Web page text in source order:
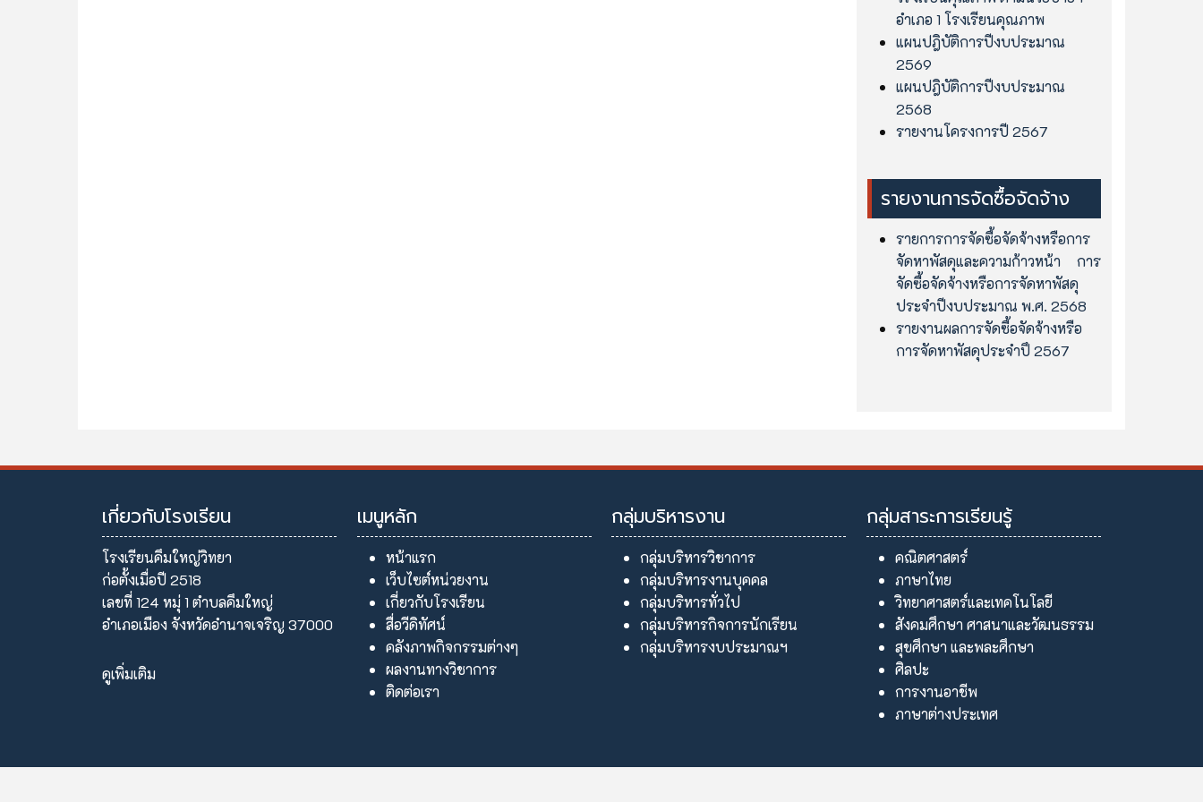
อำเภอ 1 โรงเรียนคุณภาพ
แผนปฎิบัติการปีงบประมาณ
2569
แผนปฎิบัติการปีงบประมาณ
2568
รายงานโครงการปี 2567
รายงานการจัดซื้อจัดจ้าง
รายการการจัดซื้อจัดจ้างหรือการ
จัดหาพัสดุและความก้าวหน้า การ
จัดซื้อจัดจ้างหรือการจัดหาพัสดุ
ประจำปีงบประมาณ พ.ศ. 2568
รายงานผลการจัดซื้อจัดจ้างหรือ
การจัดหาพัสดุประจำปึ 2567
เกี่ยวกับโรงเรียน
โรงเรียนคึมใหญ่วิทยา
ก่อตั้งเมื่อปี 2518
เลขที่ 124 หมุ่ 1 ตำบลคึมใหญ่
อำเภอเมือง จังหวัดอำนาจเจริญ 37000
ดูเพิ่มเติม
เมนูหลัก
หน้าแรก
เว็บไซต์หน่วยงาน
เกี่ยวกับโรงเรียน
สื่อวีดิทัศน์
คลังภาพกิจกรรมต่างๆ
ผลงานทางวิชาการ
ติดต่อเรา
กลุ่มบริหารงาน
กลุ่มบริหารวิชาการ
กลุ่มบริหารงานบุคคล
กลุ่มบริหารทั่วไป
กลุ่มบริหารกิจการนักเรียน
กลุ่มบริหารงบประมาณฯ
กลุ่มสาระการเรียนรู้
คณิตศาสตร์
ภาษาไทย
วิทยาศาสตร์และเทคโนโลยี
สังคมศึกษา ศาสนาและวัฒนธรรม
สุขศึกษา และพละศึกษา
ศิลปะ
การงานอาชีพ
ภาษาต่างประเทศ